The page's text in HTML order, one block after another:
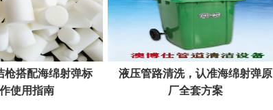
枪搭配海绵射弹标
使用指南
液压管路清洗，认准海绵射弹原
厂全套方案